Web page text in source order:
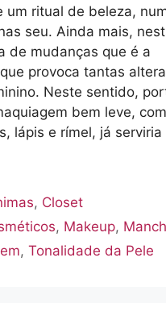
um ritual de beleza,
seu. Ainda mais,
de mudanças que é a
provoca tantas
Neste sentido,
bem leve,
lápis e rímel, já
, Closet
, Makeup,
, Tonalidade da Pele